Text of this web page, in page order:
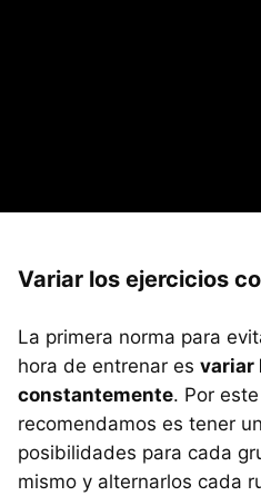
Variar los ejercicios
La primera norma para
hora de entrenar es variar
constantemente. Por
recomendamos es tener
posibilidades para cada
mismo y alternarlos cada